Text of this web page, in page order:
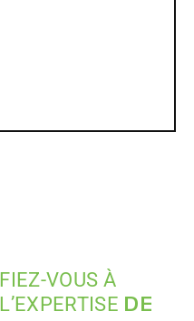
FIEZ-VOUS À
L’EXPERTISE DE